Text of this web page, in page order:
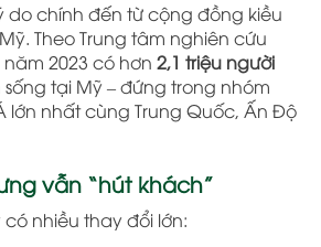
do chính đến từ cộng đồng kiều
Theo Trung tâm nghiên cứu
2023 có hơn 2,1 triệu người
tại Mỹ – đứng trong nhóm
nhất cùng Trung Quốc, Ấn Độ
vẫn “hút khách”
có nhiều thay đổi lớn: